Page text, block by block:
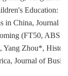
Education:
in China, Journal of
(FT50, ABS 4)
Yang Zhou*,
Journal of